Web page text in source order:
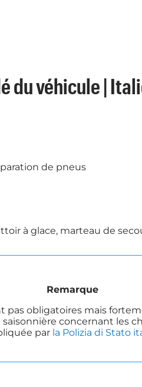
du véhicule |
de pneus
à glace, marteau de
Remarque
pas obligatoires mais
saisonnière concernant les
par la Polizia di Stato